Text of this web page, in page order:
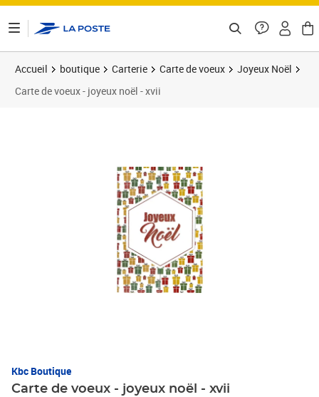
Accueil boutique Carterie Carte de voeux
Joyeux Noël
Carte de voeux - joyeux noël - xvii
Kbc Boutique
Carte de voeux - joyeux noël - xvii